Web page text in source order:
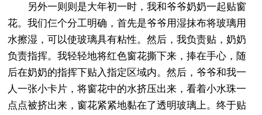
另外一则则是大年初一时，我和爷爷奶奶一起贴窗
花。我们仨个分工明确，首先是爷爷用湿抹布将玻璃用
水擦湿，可以使玻璃具有粘性。然后，我负责贴，奶奶
负责指挥。我轻轻地将红色窗花撕下来，捧在手心，随
后在奶奶的指挥下贴入指定区域内。然后，爷爷和我一
人一张小卡片，将窗花中的水挤压出来，看着小水珠一
点点被挤出来，窗花紧紧地黏在了透明玻璃上。终于贴